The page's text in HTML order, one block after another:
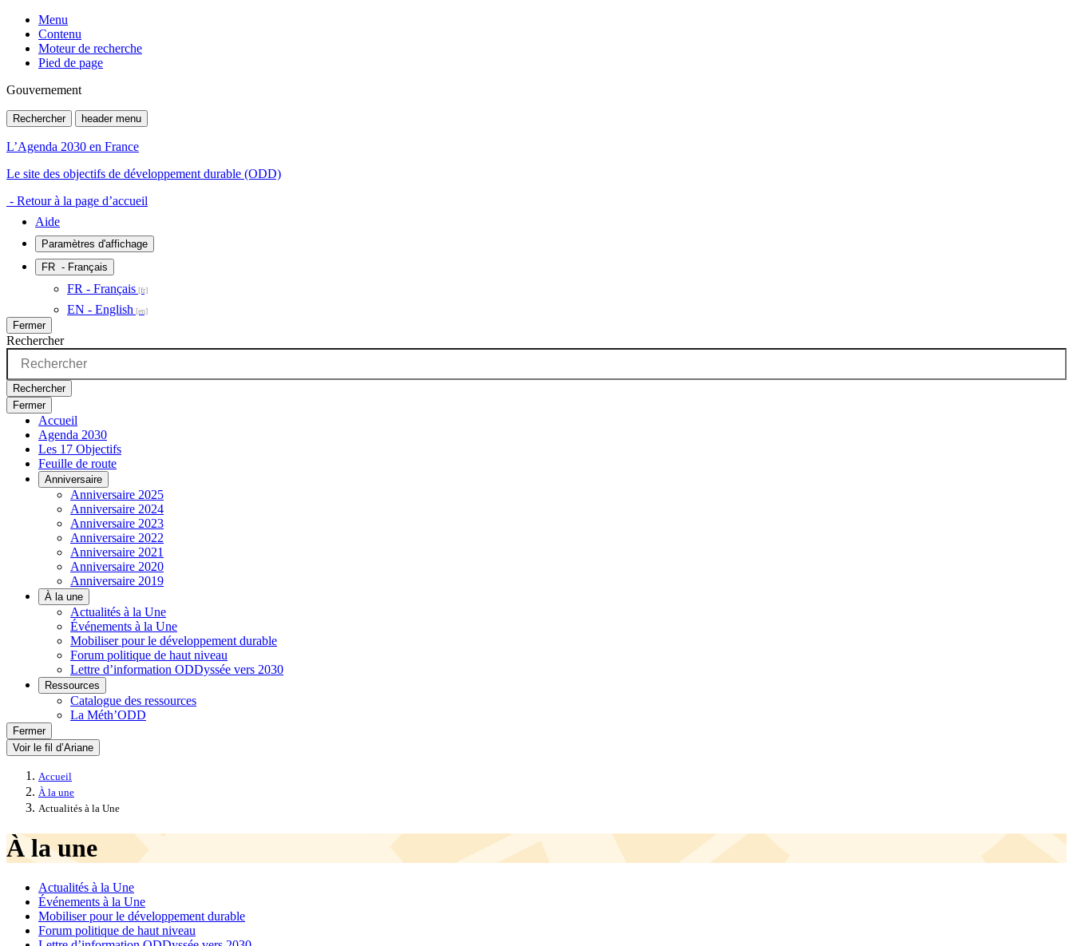
Menu
Contenu
Moteur de recherche
Pied de page
Gouvernement
Rechercher header menu
L’Agenda 2030 en France
Le site des objectifs de développement durable (ODD)
- Retour à la page d’accueil
Aide
Paramètres d'affichage
FR - Français
FR - Français
EN - English
Fermer
Rechercher
Rechercher
Fermer
Accueil
Agenda 2030
Les 17 Objectifs
Feuille de route
Anniversaire
Anniversaire 2025
Anniversaire 2024
Anniversaire 2023
Anniversaire 2022
Anniversaire 2021
Anniversaire 2020
Anniversaire 2019
À la une
Actualités à la Une
Événements à la Une
Mobiliser pour le développement durable
Forum politique de haut niveau
Lettre d’information ODDyssée vers 2030
Ressources
Catalogue des ressources
La Méth’ODD
Fermer
Voir le fil d’Ariane
Accueil
À la une
Actualités à la Une
À la une
Actualités à la Une
Événements à la Une
Mobiliser pour le développement durable
Forum politique de haut niveau